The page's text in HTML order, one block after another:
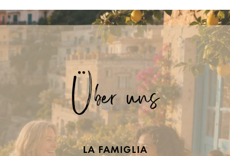
Über uns
LA FAMIGLIA